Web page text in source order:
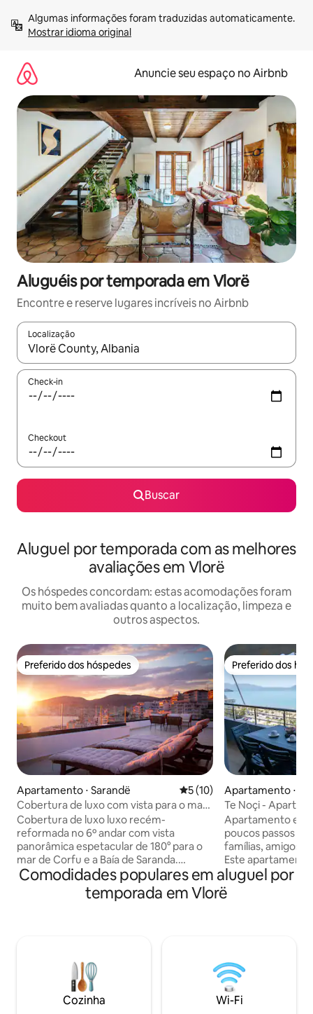
para
Mostrar idioma original
Anuncie seu espaço no Airbnb
Aluguéis por temporada em Vlorë
Encontre e reserve lugares incríveis no Airbnb
Localização
Quando os resultados estiverem disponíveis, explore-os
Check-in
Checkout
Buscar
Aluguel por temporada com as melhores
avaliações em Vlorë
Os hóspedes concordam: estas acomodações foram
muito bem avaliadas quanto a localização, limpeza e
outros aspectos.
Preferido dos hóspedes
Preferido dos hóspedes
Apartamento ⋅ Sarandë 5 de uma avaliação média
5 (10)
Cobertura de luxo com vista para o mar •
Terraço enorme • Garagem
Cobertura de luxo luxo recém-
reformada no 6º andar com vista
panorâmica espetacular de 180° para o
mar de Corfu e a Baía de Saranda.
Grande terraço para apreciar o pôr do
sol com lounge ao ar livre,
espreguiçadeiras, chuveiro ao ar livre,
condicionado em todos os quartos e
estacionamento gratuito na garagem.
Ótima localização, a poucos minutos a
pé do oceano, de clubes de praia e
Preferido dos
Preferido dos
Apartamento ⋅
Te Noçi -
Apartamento
poucos passos
famílias, amigos
Este
confortável de 2
dispõe de uma
vista
tênis ou um
ensolarado ao
costa). Do nosso apartamento é uma
curta viagem
Comodidades populares em aluguel por
temporada em Vlorë
Cozinha Wi-Fi